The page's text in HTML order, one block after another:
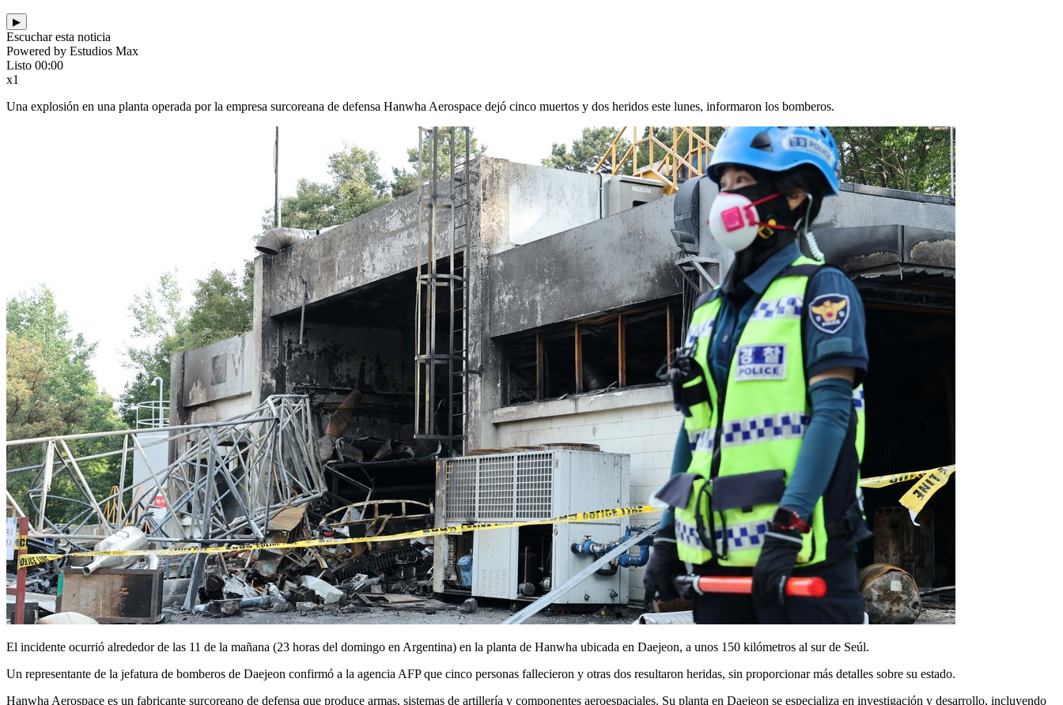
▶
Escuchar esta noticia
Powered by Estudios Max
Listo 00:00
x1
Una explosión en una planta operada por la empresa surcoreana de defensa Hanwha Aerospace dejó cinco muertos y dos heridos este lunes, informaron los bomberos.
El incidente ocurrió alrededor de las 11 de la mañana (23 horas del domingo en Argentina) en la planta de Hanwha ubicada en Daejeon, a unos 150 kilómetros al sur de Seúl.
Un representante de la jefatura de bomberos de Daejeon confirmó a la agencia AFP que cinco personas fallecieron y otras dos resultaron heridas, sin proporcionar más detalles sobre su estado.
Hanwha Aerospace es un fabricante surcoreano de defensa que produce armas, sistemas de artillería y componentes aeroespaciales. Su planta en Daejeon se especializa en investigación y desarrollo, incluyendo